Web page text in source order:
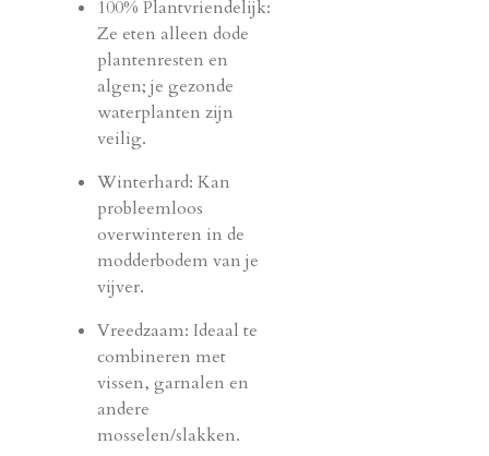
100% Plantvriendelijk:
Ze eten alleen dode
plantenresten en
algen; je gezonde
waterplanten zijn
veilig.
Winterhard: Kan
probleemloos
overwinteren in de
modderbodem van je
vijver.
Vreedzaam: Ideaal te
combineren met
vissen, garnalen en
andere
mosselen/slakken.